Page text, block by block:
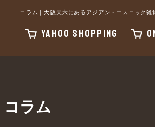
コラム｜大阪天六にあるアジアン・エスニック
YAHOO SHOPPING
コラム